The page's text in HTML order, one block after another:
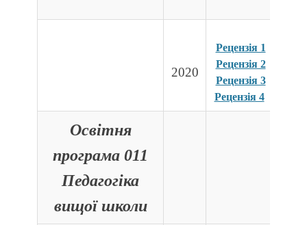
2020
Рецензія 1
Рецензія 2
Рецензія 3
Рецензія 4
Освітня
програма 011
Педагогіка
вищої школи